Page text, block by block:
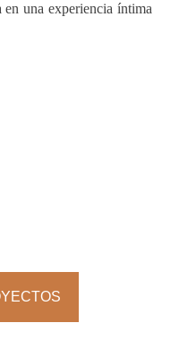
una experiencia íntima